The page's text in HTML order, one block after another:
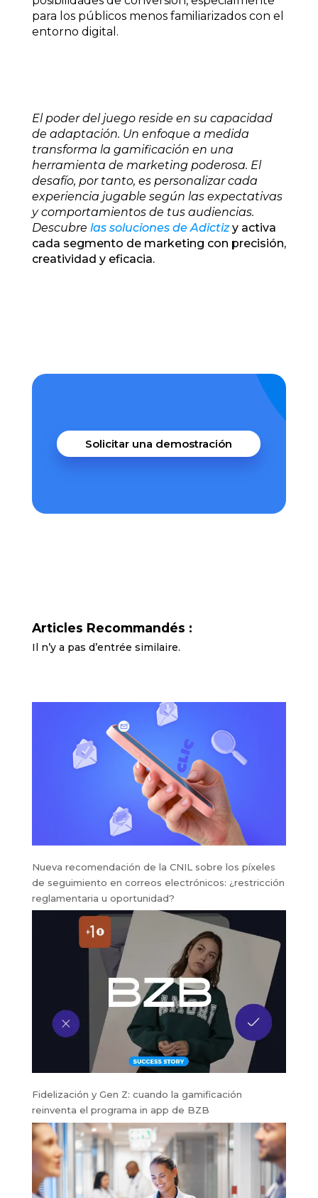
para los públicos menos familiarizados con el
entorno digital.
El poder del juego reside en su capacidad
de adaptación. Un enfoque a medida
transforma la gamificación en una
herramienta de marketing poderosa. El
desafío, por tanto, es personalizar cada
experiencia jugable según las expectativas
y comportamientos de tus audiencias.
Descubre las soluciones de Adictizy activa
cada segmento de marketing con precisión,
creatividad y eficacia.
Solicitar una demostración
Articles Recommandés :
Il n’y a pas d’entrée similaire.
Nueva recomendación de la CNIL sobre los píxeles
de seguimiento en correos electrónicos: ¿restricción
reglamentaria u oportunidad?
Fidelización y Gen Z: cuando la gamificación
reinventa el programa in app de BZB